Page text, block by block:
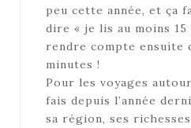
peu cette année, et ça
dire « je lis au moins
rendre compte ensuite
minutes !
Pour les voyages
fais depuis l’année
sa région, ses